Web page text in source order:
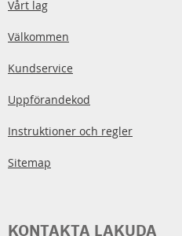
Vårt lag
Välkommen
Kundservice
Uppförandekod
Instruktioner och regler
Sitemap
KONTAKTA LAKUDA